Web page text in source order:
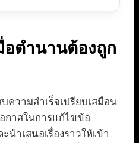
อตำนานต้องถูก
ความสำเร็จเปรียบเสมือน
กาสในการแก้ไขข้อ
นำเสนอเรื่องราวให้เข้า